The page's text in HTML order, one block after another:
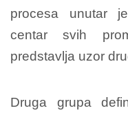
procesa unutar
centar svih
predstavlja uzor
Druga grupa